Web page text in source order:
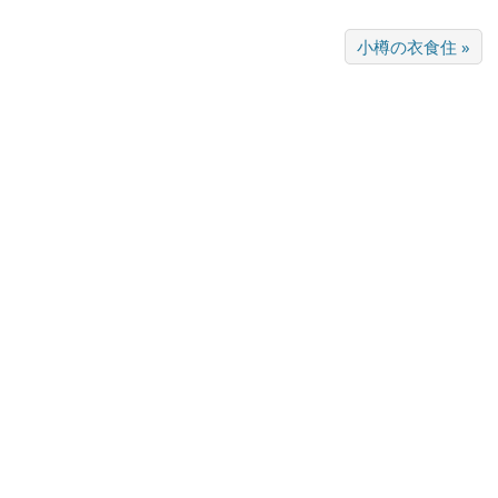
小樽の衣食住 »